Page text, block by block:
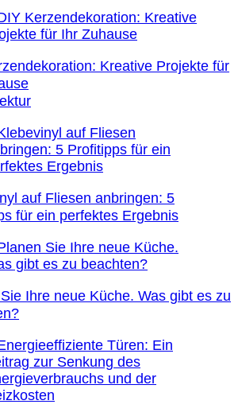
Kreative Projekte für
auf Fliesen anbringen: 5
für ein perfektes Ergebnis
Ihre neue Küche. Was gibt es zu